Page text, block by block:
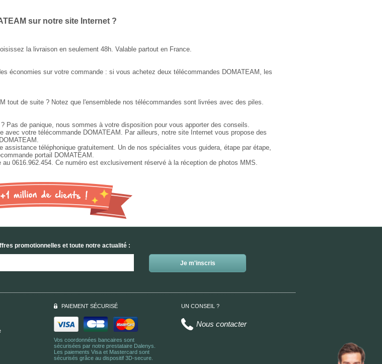
sur notre site Internet ?
la livraison en seulement 48h. Valable partout en France.
économies sur votre commande : si vous achetez deux télécommandes DOMATEAM, les
tout de suite ? Notez que l'ensemblede nos télécommandes sont livrées avec des piles.
Pas de panique, nous sommes à votre disposition pour vous apporter des conseils.
votre télécommande DOMATEAM. Par ailleurs, notre site Internet vous propose des
téléphonique gratuitement. Un de nos spécialites vous guidera, étape par étape,
portail DOMATEAM.
0616.962.454. Ce numéro est exclusivement réservé à la réception de photos MMS.
promotionnelles et toute notre actualité :
PAIEMENT SÉCURISÉ
Vos coordonnées bancaires sont
sécurisées par notre prestataire Dalenys.
Les paiements Visa et Mastercard sont
sécurisés grâce au dispositif 3D-secure.
UN CONSEIL ?
Nous contacter